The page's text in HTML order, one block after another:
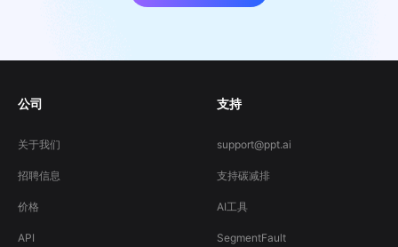
公司
关于我们
招聘信息
价格
API
支持
support@ppt.ai
支持碳减排
AI工具
SegmentFault